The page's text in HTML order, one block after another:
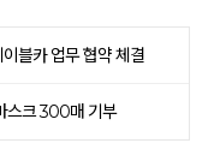
블카 업무 협약 체결
스크 300매 기부